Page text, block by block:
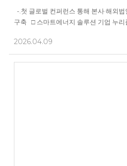
구축 □ 스마트에너지 솔루션 기업 누리플렉스(대표이사 한정훈,
가운데 ‘2026 누리플렉스 글로벌 온라인
이번 컨퍼런스는 한정훈 대표이사가 직
2026.04.09